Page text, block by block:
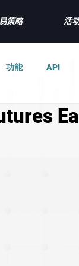
策略 活
功能 API